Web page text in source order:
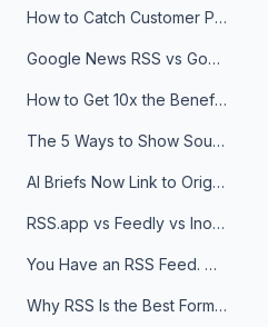
How to Catch Customer Problems Before They Become Support Tickets
Google News RSS vs Google Alerts: Which Is Better for News Monitoring?
How to Get 10x the Benefits of Google Alerts
The 5 Ways to Show Sources in Your AI Brief, And When to Use Each
AI Briefs Now Link to Original Sources. Here's Why It Matters
RSS.app vs Feedly vs Inoreader: Which One Is Actually Right for You?
You Have an RSS Feed. Now What?
Why RSS Is the Best Format for AI Agents in 2026